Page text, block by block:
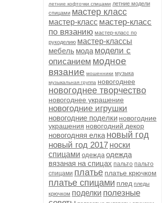
летние кофточки спицами летние модели
спицами мастер класс
мастер-класс мастер-класс
по вязанию мастер-класс по
рукоделию мастер-классы
мебель мода модели с
описанием модное
вязание мошенники музыка
музыкальная группа новогоднее
новогоднее творчество
новогоднее украшение
новогодние игрушки
новогодние поделки новогодние
украшения новогодний декор
новогодняя елка новый год
новый год 2017 носки
спицами одежда одежда
вязаная на спицах пальто пальто
спицами платье платье крючком
платье спицами плед пледы
крючком поделки полезные